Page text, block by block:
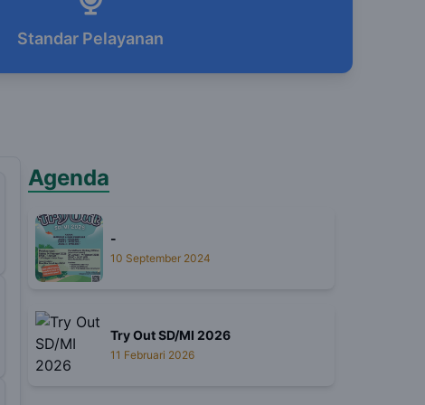
Standar Pelayanan
Agenda
-
10 September 2024
Try Out SD/MI 2026
11 Februari 2026